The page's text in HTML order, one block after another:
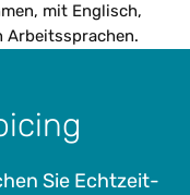
mit Englisch,
Arbeitssprachen.
Sie Echtzeit-